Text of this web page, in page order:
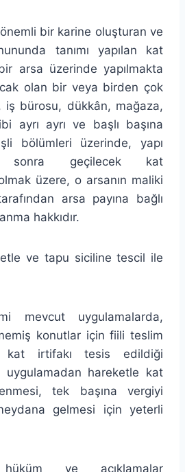
bir karine oluşturan ve
tanımı yapılan kat
arsa üzerinde yapılmakta
olan bir veya birden çok
iş bürosu, dükkân, mağaza,
ayrı ayrı ve başlı başına
bölümleri üzerinde, yapı
sonra geçilecek kat
üzere, o arsanın maliki
arsa payına bağlı
hakkıdır.
ve tapu siciline tescil ile
mevcut uygulamalarda,
konutlar için fiili teslim
kat irtifakı tesis edildiği
uygulamadan hareketle kat
tek başına vergiyi
gelmesi için yeterli
ve açıklamalar